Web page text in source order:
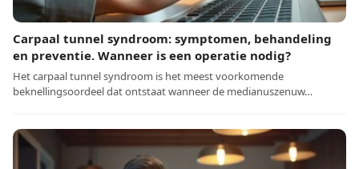
Carpaal tunnel syndroom: symptomen, behandeling
en preventie. Wanneer is een operatie nodig?
Het carpaal tunnel syndroom is het meest voorkomende
beknellingsoordeel dat ontstaat wanneer de medianuszenuw…